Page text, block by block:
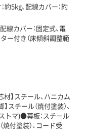
約5kg、配線カバー：約
カバー：固定式、電
ー付き（床傾斜調整範
材】スチール、ハニカム
スチール（焼付塗装）、
トマ)●幕板：スチール
焼付塗装）、コード受